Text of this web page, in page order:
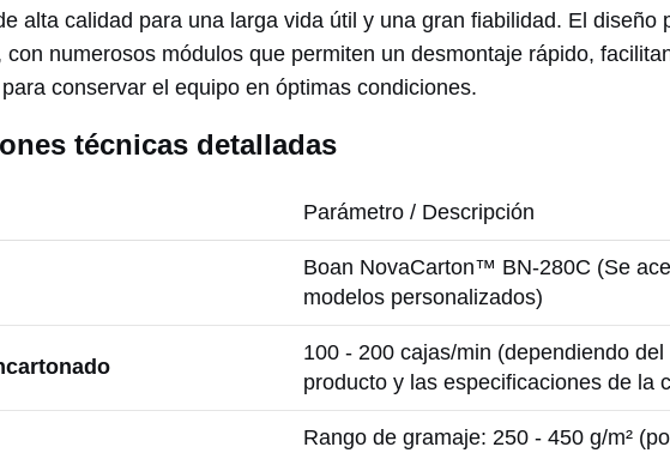
alta calidad para una larga vida útil y una gran fiabilidad. El diseño
con numerosos módulos que permiten un desmontaje rápido,
conservar el equipo en óptimas condiciones.
técnicas detalladas
Parámetro / Descripción
Boan NovaCarton™ BN-280C (Se
modelos personalizados)
100 - 200 cajas/min (dependiendo del
producto y las especificaciones de la
Rango de gramaje: 250 - 450 g/m²